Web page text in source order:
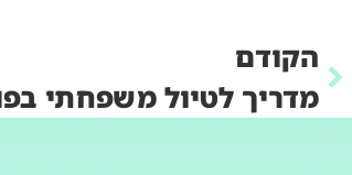
הקודם